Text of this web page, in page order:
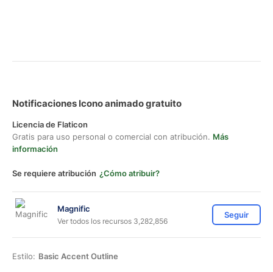
Notificaciones Icono animado gratuito
Licencia de Flaticon
Gratis para uso personal o comercial con atribución. Más
información
Se requiere atribución ¿Cómo atribuir?
Magnific
Ver todos los recursos 3,282,856
Seguir
Estilo: Basic Accent Outline